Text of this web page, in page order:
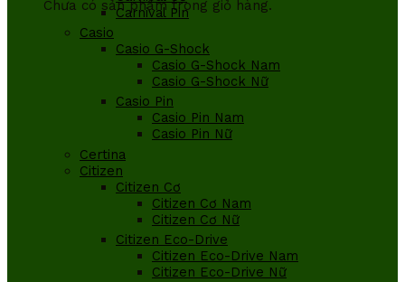
Chưa có sản phẩm trong giỏ hàng.
Carnival Pin
Casio
Casio G-Shock
Casio G-Shock Nam
Casio G-Shock Nữ
Casio Pin
Casio Pin Nam
Casio Pin Nữ
Certina
Citizen
Citizen Cơ
Citizen Cơ Nam
Citizen Cơ Nữ
Citizen Eco-Drive
Citizen Eco-Drive Nam
Citizen Eco-Drive Nữ